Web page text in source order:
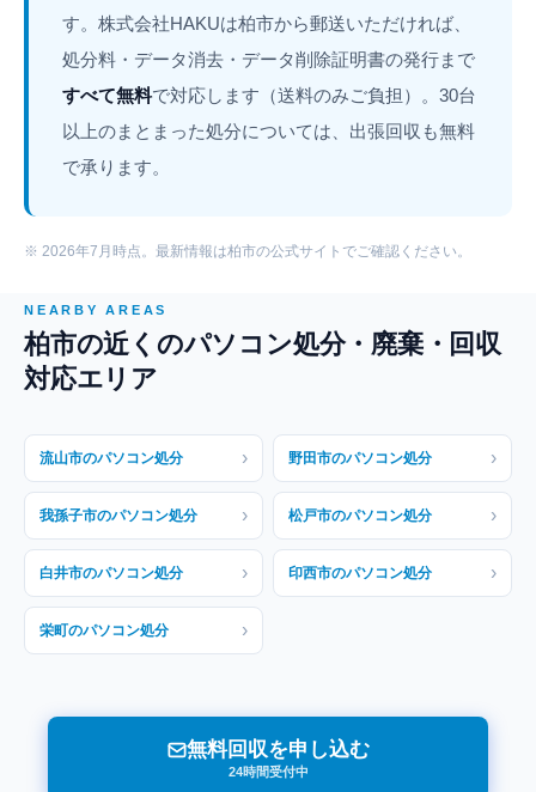
す。株式会社HAKUは柏市から郵送いただければ、
処分料・データ消去・データ削除証明書の発行まで
すべて無料で対応します（送料のみご負担）。30台
以上のまとまった処分については、出張回収も無料
で承ります。
※ 2026年7月時点。最新情報は柏市の公式サイトでご確認ください。
NEARBY AREAS
柏市の近くのパソコン処分・廃棄・回収
対応エリア
流山市のパソコン処分 › 野田市のパソコン処分 ›
我孫子市のパソコン処分 › 松戸市のパソコン処分 ›
白井市のパソコン処分 › 印西市のパソコン処分 ›
栄町のパソコン処分 ›
無料回収を申し込む
24時間受付中